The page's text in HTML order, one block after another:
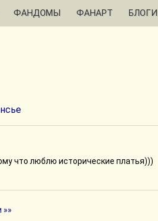
ФАНДОМЫ ФАНАРТ БЛОГИ
что люблю исторические платья)))
»»